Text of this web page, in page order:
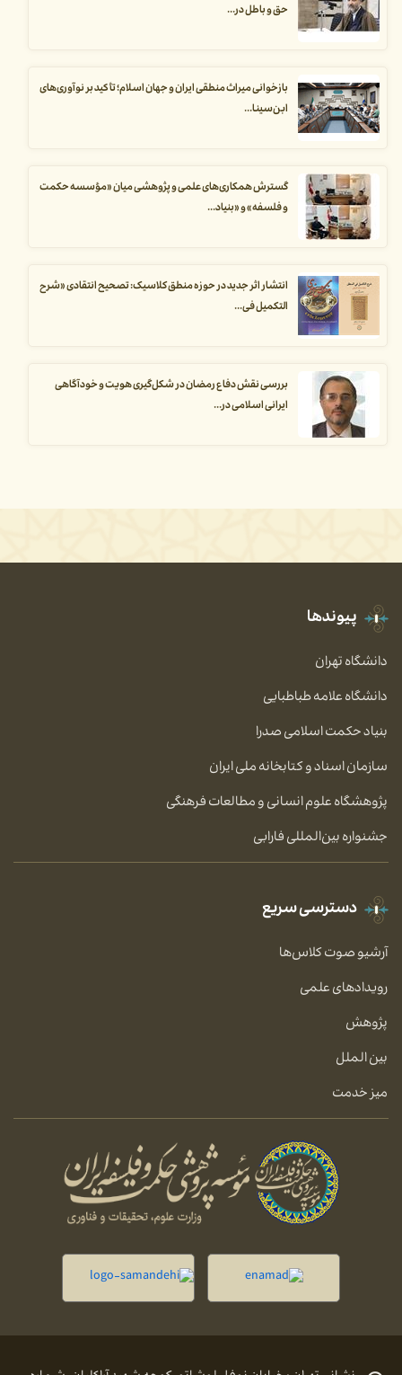
حق و باطل در...
بازخوانی میراث منطقی ایران و جهان اسلام؛ تأکید بر نوآوری‌های
ابن‌سینا...
گسترش همکاری‌های علمی و پژوهشی میان «مؤسسه حکمت
و فلسفه» و «بنیاد...
انتشار اثر جدید در حوزه منطق کلاسیک: تصحیح انتقادی «شرح
التکمیل فی...
بررسی نقش دفاع رمضان در شکل‌گیری هویت و خودآگاهی
ایرانی اسلامی در...
پیوندها
دانشگاه تهران
دانشگاه علامه طباطبایی
بنیاد حکمت اسلامی صدرا
سازمان اسناد و کتابخانه ملی ایران
پژوهشگاه علوم انسانی و مطالعات فرهنگی
جشنواره بین‌المللی فارابی
دسترسی سریع
آرشیو صوت کلاس‌ها
رویدادهای علمی
پژوهش
بین الملل
میز خدمت